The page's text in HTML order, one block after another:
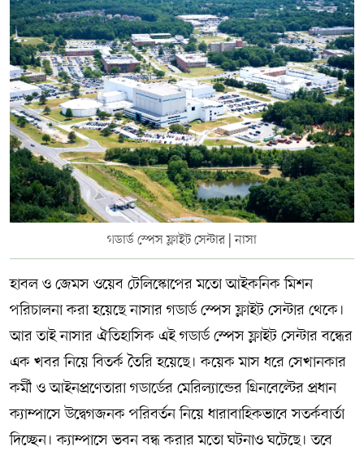
গডার্ড স্পেস ফ্লাইট সেন্টার | নাসা
হাবল ও জেমস ওয়েব টেলিস্কোপের মতো আইকনিক মিশন
পরিচালনা করা হয়েছে নাসার গডার্ড স্পেস ফ্লাইট সেন্টার থেকে।
আর তাই নাসার ঐতিহাসিক এই গডার্ড স্পেস ফ্লাইট সেন্টার বন্ধের
এক খবর নিয়ে বিতর্ক তৈরি হয়েছে। কয়েক মাস ধরে সেখানকার
কর্মী ও আইনপ্রণেতারা গডার্ডের মেরিল্যান্ডের গ্রিনবেল্টের প্রধান
ক্যাম্পাসে উদ্বেগজনক পরিবর্তন নিয়ে ধারাবাহিকভাবে সতর্কবার্তা
দিচ্ছেন। ক্যাম্পাসে ভবন বন্ধ করার মতো ঘটনাও ঘটেছে। তবে
সম্পাদকীয় কলাম
ABOUT US
DIAL SYLHET